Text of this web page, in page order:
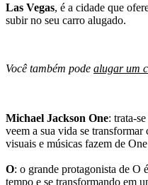
Las Vegas, é a cidade que
subir no seu carro alugado.
Você também pode alugar um
Michael Jackson One: trata-
veem a sua vida se transformar
visuais e músicas fazem de
O: o grande protagonista de O
tempo e se transformando em